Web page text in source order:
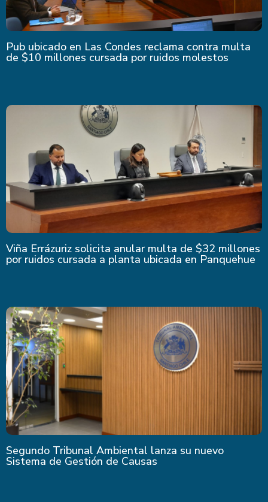
Pub ubicado en Las Condes reclama contra multa
de $10 millones cursada por ruidos molestos
Viña Errázuriz solicita anular multa de $32 millones
por ruidos cursada a planta ubicada en Panquehue
Segundo Tribunal Ambiental lanza su nuevo
Sistema de Gestión de Causas